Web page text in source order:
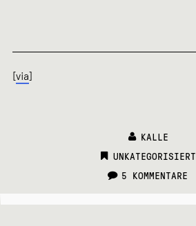
[via]
KALLE
CATEGORIES:
UNKATEGORISIERT
5 KOMMENTARE